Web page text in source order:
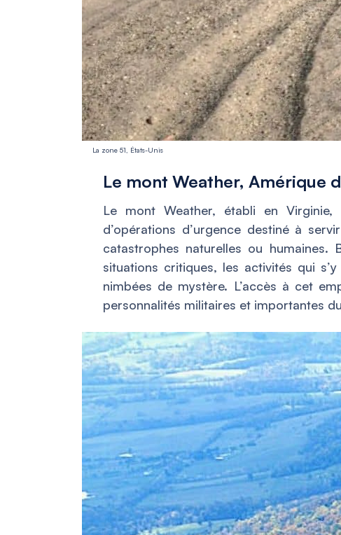
La zone 51, États-Unis
Le mont Weather, Amérique
Le mont Weather, établi en
d’opérations d’urgence destiné à
catastrophes naturelles ou humaines.
situations critiques, les activités qui
nimbées de mystère. L’accès à cet
personnalités militaires et importantes